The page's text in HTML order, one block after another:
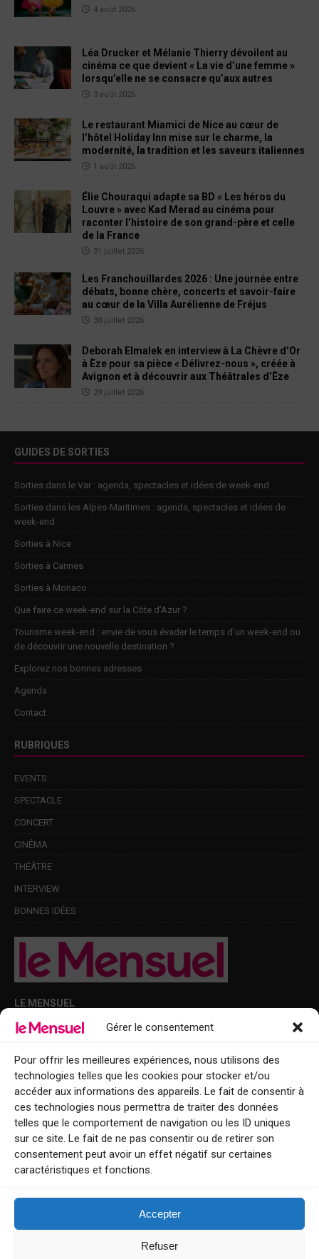
Gérer le consentement
Pour offrir les meilleures expériences, nous utilisons des
technologies telles que les cookies pour stocker et/ou
accéder aux informations des appareils. Le fait de consentir à
ces technologies nous permettra de traiter des données
telles que le comportement de navigation ou les ID uniques
sur ce site. Le fait de ne pas consentir ou de retirer son
consentement peut avoir un effet négatif sur certaines
caractéristiques et fonctions.
Accepter
Refuser
4 août 2026
Léa Drucker et Mélanie Thierry dévoilent au
cinéma ce que devient « La vie d’une femme »
lorsqu’elle ne se consacre qu’aux autres
3 août 2026
Le restaurant Miamici de Nice au cœur de
l’hôtel Holiday Inn mise sur le charme, la
modernité, la tradition et les saveurs italiennes
1 août 2026
Élie Chouraqui adapte sa BD « Les héros du
Louvre » avec Kad Merad au cinéma pour
raconter l’histoire de son grand-père et celle
de la France
31 juillet 2026
Les Franchouillardes 2026 : Une journée entre
débats, bonne chère, concerts et savoir-faire
au cœur de la Villa Aurélienne de Fréjus
30 juillet 2026
Deborah Elmalek en interview à La Chèvre d’Or
à Èze pour sa pièce « Délivrez-nous », créée à
Avignon et à découvrir aux Théâtrales d’Èze
29 juillet 2026
GUIDES DE SORTIES
Sorties dans le Var : agenda, spectacles et idées de week-end
Sorties dans les Alpes-Maritimes : agenda, spectacles et idées de
week-end
Sorties à Nice
Sorties à Cannes
Sorties à Monaco
Que faire ce week-end sur la Côte d’Azur ?
Tourisme week-end : envie de vous évader le temps d’un week-end ou
de découvrir une nouvelle destination ?
Explorez nos bonnes adresses
Agenda
Contact
RUBRIQUES
EVENTS
SPECTACLE
CONCERT
CINÉMA
THÉÂTRE
INTERVIEW
BONNES IDÉES
LE MENSUEL
Points de diffusion Var et Alpes-Maritimes : oû trouver Le Mensuel ?
Le Mensuel en PDF : consultez le magazine en ligne
Qui sommes-nous ?
BFM Top Sorties
EVENT
Tourisme week-end : envie de vous évader le temps d’un week-end ou
Explorez nos bonnes adresses
Contact